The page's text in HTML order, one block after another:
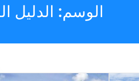
الوسم: الدليل